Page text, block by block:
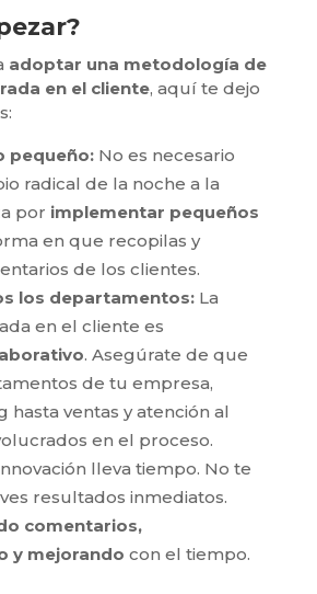
adoptar una metodología de
en el cliente, aquí te dejo
pequeño: No es necesario
radical de la noche a la
por implementar pequeños
en que recopilas y
de los clientes.
los departamentos: La
en el cliente es
. Asegúrate de que
de tu empresa,
ventas y atención al
en el proceso.
lleva tiempo. No te
resultados inmediatos.
comentarios,
y mejorando con el tiempo.